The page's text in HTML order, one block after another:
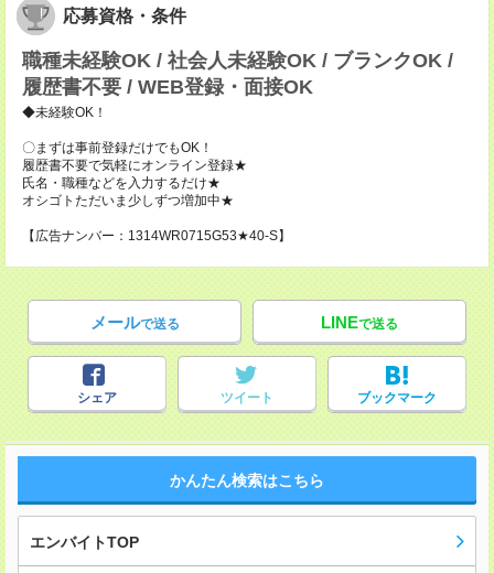
応募資格・条件
職種未経験OK / 社会人未経験OK / ブランクOK /
履歴書不要 / WEB登録・面接OK
◆未経験OK！
〇まずは事前登録だけでもOK！
履歴書不要で気軽にオンライン登録★
氏名・職種などを入力するだけ★
オシゴトただいま少しずつ増加中★
【広告ナンバー：1314WR0715G53★40-S】
メールで送る LINEで送る
シェア ツイート ブックマーク
かんたん検索はこちら
エンバイトTOP